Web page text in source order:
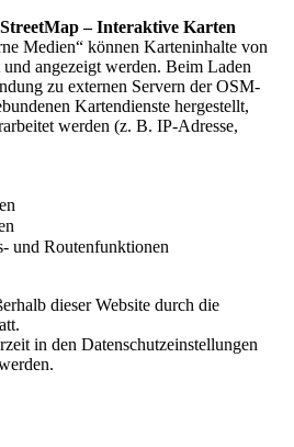
– Interaktive Karten
Medien“ können Karteninhalte von
angezeigt werden. Beim Laden
zu externen Servern der OSM-
Kartendienste hergestellt,
werden (z. B. IP-Adresse,
und Routenfunktionen
dieser Website durch die
in den Datenschutzeinstellungen